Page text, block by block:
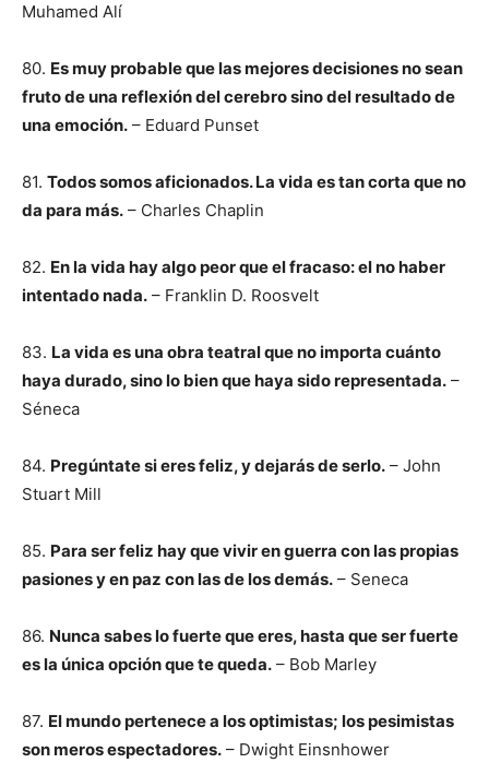
Muhamed Alí
80. Es muy probable que las mejores decisiones no sean
fruto de una reflexión del cerebro sino del resultado de
una emoción. – Eduard Punset
81. Todos somos aficionados. La vida es tan corta que no
da para más. – Charles Chaplin
82. En la vida hay algo peor que el fracaso: el no haber
intentado nada. – Franklin D. Roosvelt
83. La vida es una obra teatral que no importa cuánto
haya durado, sino lo bien que haya sido representada. –
Séneca
84. Pregúntate si eres feliz, y dejarás de serlo. – John
Stuart Mill
85. Para ser feliz hay que vivir en guerra con las propias
pasiones y en paz con las de los demás. – Seneca
86. Nunca sabes lo fuerte que eres, hasta que ser fuerte
es la única opción que te queda. – Bob Marley
87. El mundo pertenece a los optimistas; los pesimistas
son meros espectadores. – Dwight Einsnhower